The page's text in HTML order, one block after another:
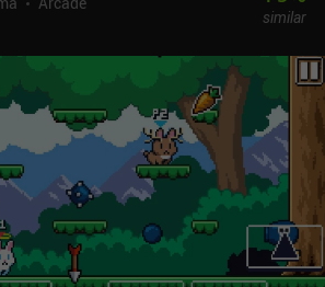
extras. Mas, infelizmente, eles se
de armas e em algumas máquinas de
Não há mais nada para comprar no
especiais e as skins personalizadas são
natural. O Fireball Wizard
com um único iAP de US$ 4,99 que
o primeiro pacote de níveis. Curiosamente,
ser jogados gratuitamente no modo
qual temos que começar tudo de novo se
uma sólida experiência de plataforma que
similar